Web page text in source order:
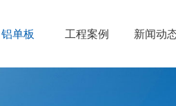
铝单板 工程案例 新闻动